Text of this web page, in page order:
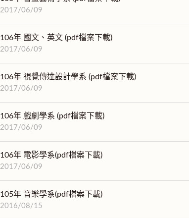
2017/06/09
106年 國文、英文 (pdf檔案下載)
2017/06/09
106年 視覺傳達設計學系 (pdf檔案下載)
2017/06/09
106年 戲劇學系 (pdf檔案下載)
2017/06/09
106年 電影學系(pdf檔案下載)
2017/06/09
105年 音樂學系(pdf檔案下載)
2016/08/15